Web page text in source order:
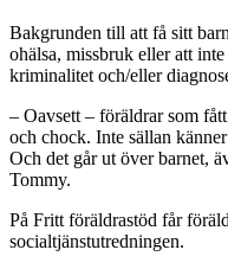
Bakgrunden till att få sitt
ohälsa, missbruk eller att
kriminalitet och/eller
– Oavsett – föräldrar som
och chock. Inte sällan
Och det går ut över barnet,
Tommy.
På Fritt föräldrastöd får
socialtjänstutredningen.